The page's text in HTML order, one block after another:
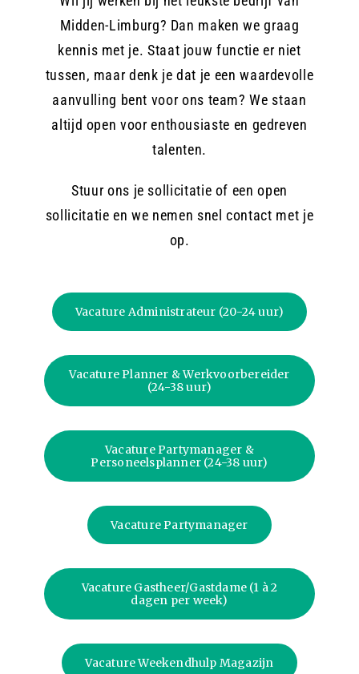
Contact
Offerte aanvragen
Midden-Limburg? Dan maken we graag
kennis met je. Staat jouw functie er niet
tussen, maar denk je dat je een waardevolle
aanvulling bent voor ons team? We staan
altijd open voor enthousiaste en gedreven
talenten.
Stuur ons je sollicitatie of een open
sollicitatie en we nemen snel contact met je
op.
Vacature Administrateur (20-24 uur)
Vacature Planner & Werkvoorbereider
(24-38 uur)
Vacature Partymanager &
Personeelsplanner (24-38 uur)
Vacature Partymanager
Vacature Gastheer/Gastdame (1 à 2
dagen per week)
Vacature Weekendhulp Magazijn